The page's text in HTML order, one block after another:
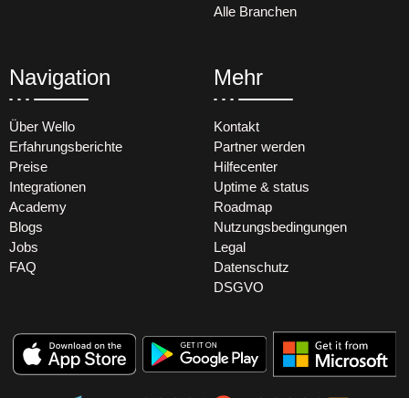
Alle Branchen
Navigation
Über Wello
Erfahrungsberichte
Preise
Integrationen
Academy
Blogs
Jobs
FAQ
Mehr
Kontakt
Partner werden
Hilfecenter
Uptime & status
Roadmap
Nutzungsbedingungen
Legal
Datenschutz
DSGVO